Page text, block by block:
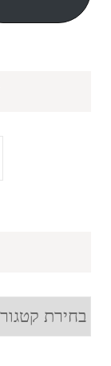
קטגוריות